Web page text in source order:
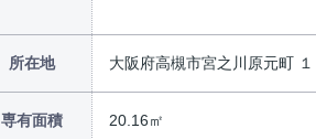
所在地 大阪府高槻市宮之川原元町
専有面積 20.16㎡